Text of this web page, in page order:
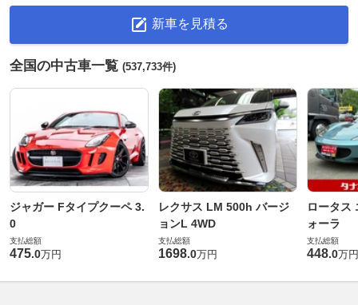
新車を見積る
全国の中古車一覧 (537,733件)
ジャガー Fタイプクーペ 3.
0
支払総額
475.0万円
レクサス LM 500h バージ
ョンL 4WD
支払総額
1698.0万円
ロータス
ォーラ
支払総額
448.0万円